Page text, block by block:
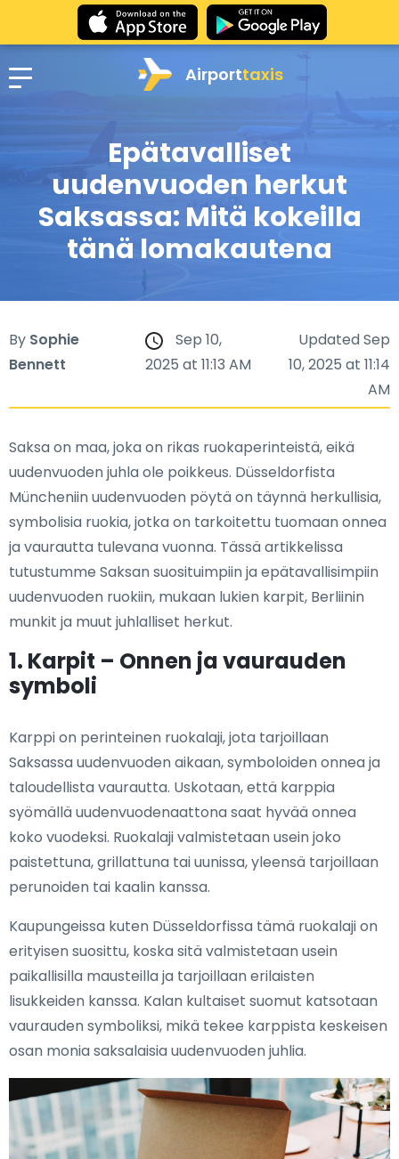
Airporttaxis
Epätavalliset
uudenvuoden herkut
Saksassa: Mitä kokeilla
tänä lomakautena
By Sophie
Bennett
Sep 10,
2025 at 11:13 AM
Updated Sep
10, 2025 at 11:14
AM
Saksa on maa, joka on rikas ruokaperinteistä, eikä
uudenvuoden juhla ole poikkeus. Düsseldorfista
Müncheniin uudenvuoden pöytä on täynnä herkullisia,
symbolisia ruokia, jotka on tarkoitettu tuomaan onnea
ja vaurautta tulevana vuonna. Tässä artikkelissa
tutustumme Saksan suosituimpiin ja epätavallisimpiin
uudenvuoden ruokiin, mukaan lukien karpit, Berliinin
munkit ja muut juhlalliset herkut.
1. Karpit – Onnen ja vaurauden
symboli
Karppi on perinteinen ruokalaji, jota tarjoillaan
Saksassa uudenvuoden aikaan, symboloiden onnea ja
taloudellista vaurautta. Uskotaan, että karppia
syömällä uudenvuodenaattona saat hyvää onnea
koko vuodeksi. Ruokalaji valmistetaan usein joko
paistettuna, grillattuna tai uunissa, yleensä tarjoillaan
perunoiden tai kaalin kanssa.
Kaupungeissa kuten Düsseldorfissa tämä ruokalaji on
erityisen suosittu, koska sitä valmistetaan usein
paikallisilla mausteilla ja tarjoillaan erilaisten
lisukkeiden kanssa. Kalan kultaiset suomut katsotaan
vaurauden symboliksi, mikä tekee karppista keskeisen
osan monia saksalaisia uudenvuoden juhlia.